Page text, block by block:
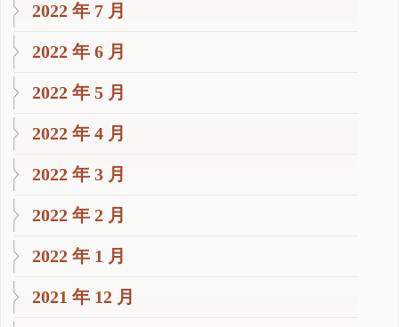
2022 年 7 月
2022 年 6 月
2022 年 5 月
2022 年 4 月
2022 年 3 月
2022 年 2 月
2022 年 1 月
2021 年 12 月